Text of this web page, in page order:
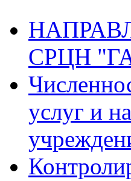
СРЦН
услуг и